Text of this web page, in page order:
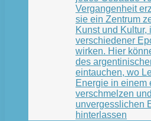
Vergangenheit
sie ein Zentrum
Kunst und Kultur,
verschiedener
wirken. Hier
des
eintauchen, wo
Energie in einem
verschmelzen
unvergesslichen
hinterlassen